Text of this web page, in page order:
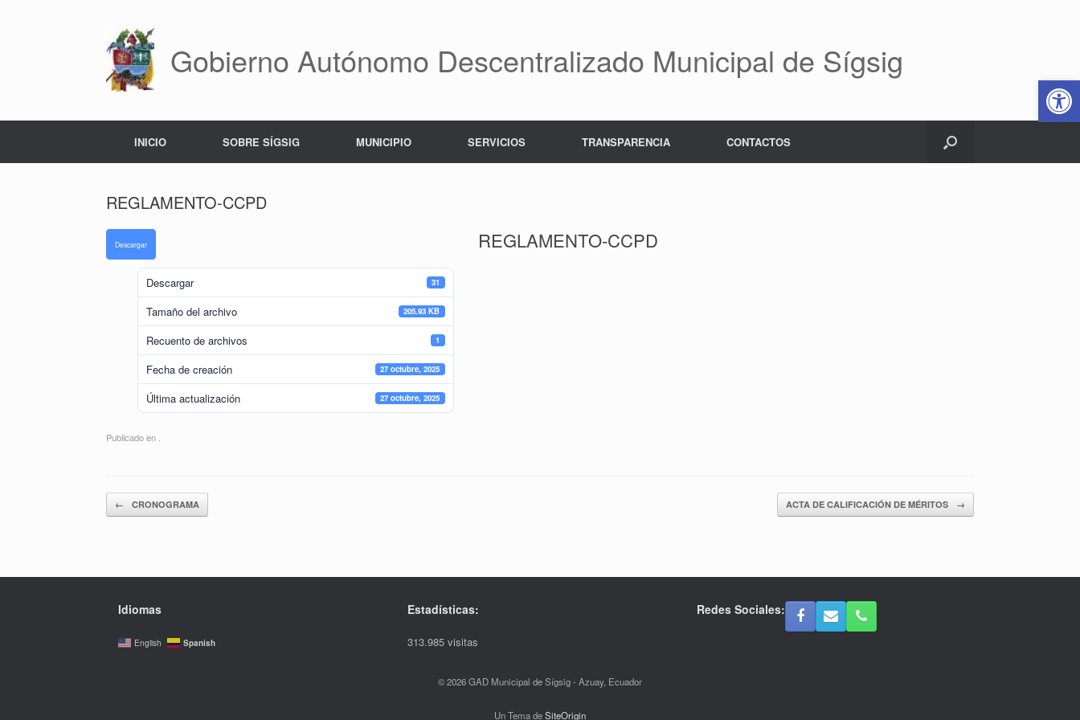
Abrir
Gobierno Autónomo Descentralizado Municipal de Sígsig
INICIO SOBRE SÍGSIG MUNICIPIO SERVICIOS TRANSPARENCIA CONTACTOS
REGLAMENTO-CCPD
Descargar
Descargar 31
Tamaño del archivo 205.93 KB
Recuento de archivos 1
Fecha de creación 27 octubre, 2025
Última actualización 27 octubre, 2025
REGLAMENTO-CCPD
Publicado en .
Navegador de artículos
← CRONOGRAMA ACTA DE CALIFICACIÓN DE MÉRITOS →
Idiomas
English Spanish
Estadísticas:
313.985 visitas
Redes Sociales:
© 2026 GAD Municipal de Sígsig - Azuay, Ecuador
Un Tema deSiteOrigin